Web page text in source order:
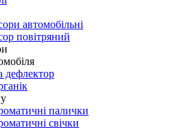
автомобільні
повітряний
дефлектор
палички
свічки